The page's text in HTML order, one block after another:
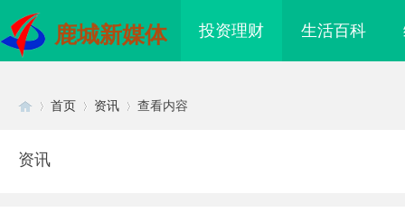
鹿城新媒体 投资理财 生活百科
首页 资讯 查看内容
资讯